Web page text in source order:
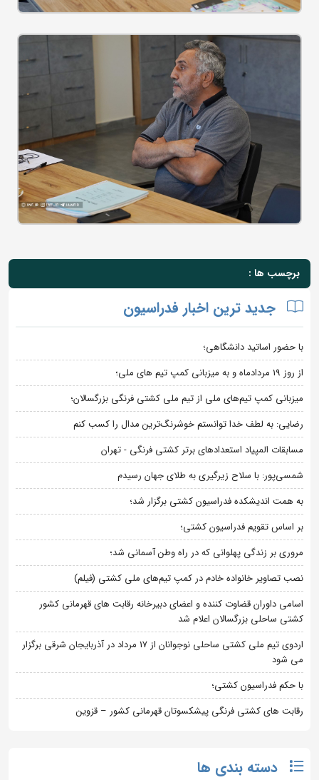
برچسب ها :
جدید ترین اخبار فدراسیون
با حضور اساتید دانشگاهی؛
از روز 19 مردادماه و به میزبانی کمپ تیم های ملی؛
میزبانی کمپ تیم‌های ملی از تیم ملی کشتی فرنگی بزرگسالان؛
رضایی: به لطف خدا توانستم خوشرنگ‌ترین مدال را کسب کنم
مسابقات المپیاد استعدادهای برتر کشتی فرنگی - تهران
شمسی‌پور: با سلاح زیرگیری به طلای جهان رسیدم
به همت اندیشکده فدراسیون کشتی برگزار شد؛
بر اساس تقویم فدراسیون کشتی؛
مروری بر زندگی پهلوانی که در راه وطن آسمانی شد؛
نصب تصاویر خانواده خادم در کمپ تیم‌های ملی کشتی (فیلم)
اسامی داوران قضاوت کننده و اعضای دبیرخانه رقابت های قهرمانی کشور
کشتی ساحلی بزرگسالان اعلام شد
اردوی تیم ملی کشتی ساحلی نوجوانان از 17 مرداد در آذربایجان شرقی برگزار
می شود
با حکم فدراسیون کشتی؛
رقابت های کشتی فرنگی پیشکسوتان قهرمانی کشور – قزوین
دسته بندی ها